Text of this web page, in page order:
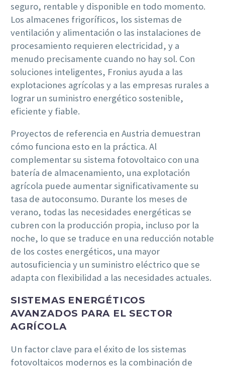
seguro, rentable y disponible en todo momento.
Los almacenes frigoríficos, los sistemas de
ventilación y alimentación o las instalaciones de
procesamiento requieren electricidad, y a
menudo precisamente cuando no hay sol. Con
soluciones inteligentes, Fronius ayuda a las
explotaciones agrícolas y a las empresas rurales a
lograr un suministro energético sostenible,
eficiente y fiable.
Proyectos de referencia en Austria demuestran
cómo funciona esto en la práctica. Al
complementar su sistema fotovoltaico con una
batería de almacenamiento, una explotación
agrícola puede aumentar significativamente su
tasa de autoconsumo. Durante los meses de
verano, todas las necesidades energéticas se
cubren con la producción propia, incluso por la
noche, lo que se traduce en una reducción notable
de los costes energéticos, una mayor
autosuficiencia y un suministro eléctrico que se
adapta con flexibilidad a las necesidades actuales.
SISTEMAS ENERGÉTICOS
AVANZADOS PARA EL SECTOR
AGRÍCOLA
Un factor clave para el éxito de los sistemas
fotovoltaicos modernos es la combinación de